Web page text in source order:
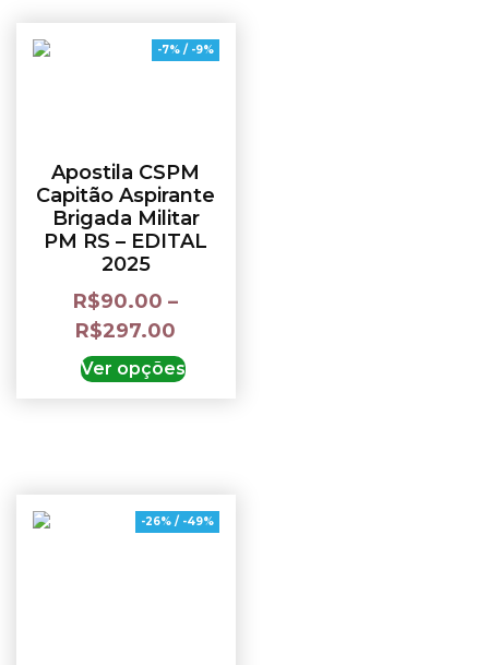
-7% / -9%
Apostila CSPM
Capitão Aspirante
Brigada Militar
PM RS – EDITAL
2025
R$90.00 –
R$297.00
Ver opções
-26% / -49%